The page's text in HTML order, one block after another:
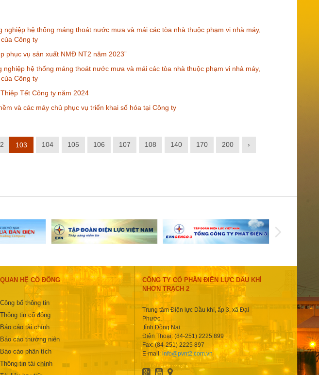
hệ thống máng thoát nước mưa và mái các tòa nhà thuộc phạm vi nhà máy,
Công ty
phục vụ sản xuất NMĐ NT2 năm 2023”
hệ thống máng thoát nước mưa và mái các tòa nhà thuộc phạm vi nhà máy,
Công ty
Tết Công ty năm 2024
và các máy chủ phục vụ triển khai số hóa tại Công ty
103 104 105 106 107 108 140 170 200 ›
QUAN HỆ CỔ ĐÔNG
Công bố thông tin
Thông tin cổ đông
Báo cáo tài chính
Báo cáo thường niên
Báo cáo phân tích
Thông tin tài chính
CÔNG TY CỔ PHẦN ĐIỆN LỰC DẦU KHÍ
NHƠN TRẠCH 2
Trung tâm Điện lực Dầu khí, ấp 3, xã Đại
Phước,
,tỉnh Đồng Nai.
Điện Thoại: (84-251) 2225 899
Fax: (84-251) 2225 897
E-mail: info@pvnt2.com.vn